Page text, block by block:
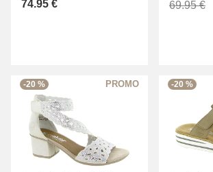
74.95 €
69.95 €
-20 % -20 %